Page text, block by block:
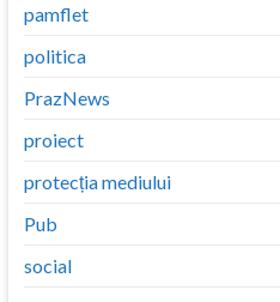
pamflet
politica
PrazNews
proiect
protecția mediului
Pub
social